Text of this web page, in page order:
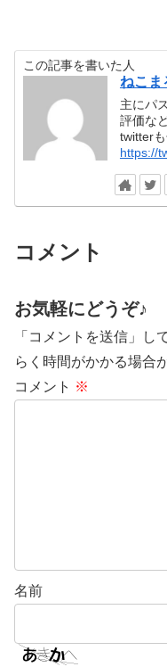
この記事を書いた人
ねこま
主にパ
評価な
twitter
https://
コメント
お気軽にどうぞ♪
「コメントを送信」し
らく時間がかかる場合
コメント ※
名前